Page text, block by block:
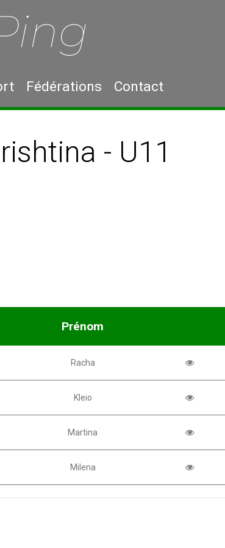
Fédérations Contact
- U11
Prénom
Racha
Kleio
Martina
Milena